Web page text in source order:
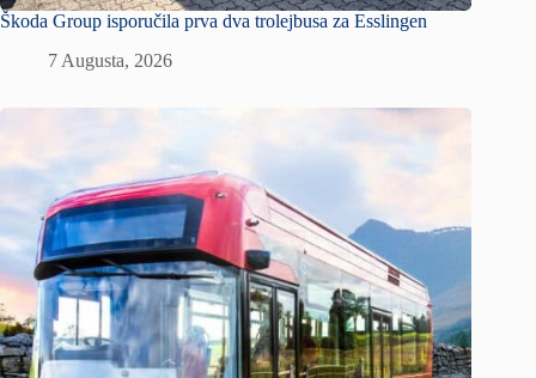
Škoda Group isporučila prva dva trolejbusa za Esslingen
7 Augusta, 2026